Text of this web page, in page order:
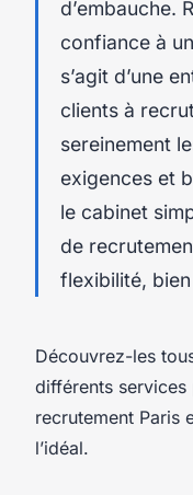
d’embauche.
confiance à
s’agit d’une
clients à
sereinement
exigences et
le cabinet
de
flexibilité,
Découvrez-les
différents
recrutement Paris
l’idéal.